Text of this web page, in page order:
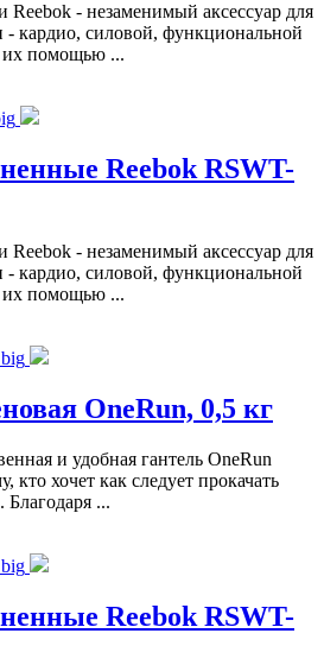
Reebok - незаменимый аксессуар для
кардио, силовой, функциональной
их помощью ...
Reebok RSWT-
Reebok - незаменимый аксессуар для
кардио, силовой, функциональной
их помощью ...
OneRun, 0,5 кг
и удобная гантель OneRun
кто хочет как следует прокачать
...
Reebok RSWT-